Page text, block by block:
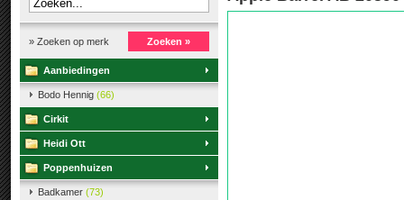
» Zoeken op merk Zoeken »
Aanbiedingen
Bodo Hennig (66)
Cirkit
Heidi Ott
Poppenhuizen
Badkamer (73)